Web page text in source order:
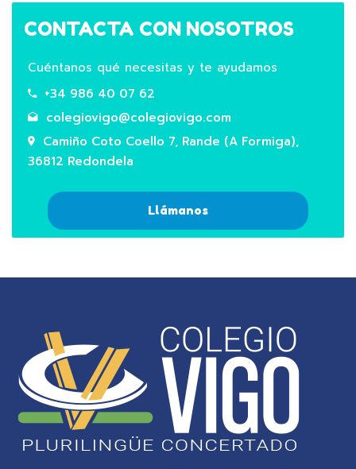
CONTACTA CON NOSOTROS
Cuéntanos qué necesitas y te ayudamos
+34 986 40 07 62
colegiovigo@colegiovigo.com
Camiño Coto Coello 7, Rande (A Formiga),
36812 Redondela
Llámanos